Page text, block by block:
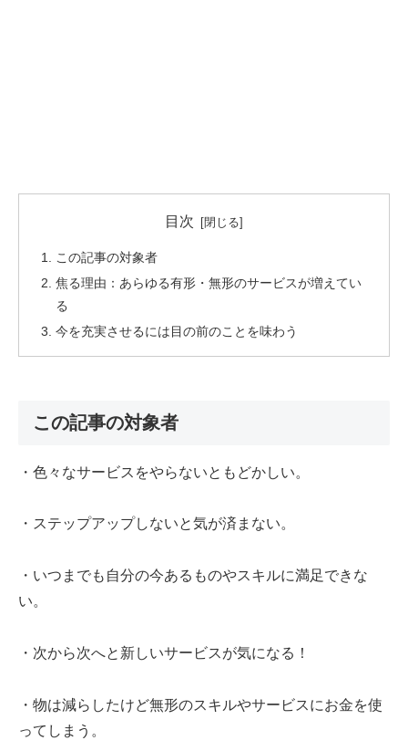
目次
この記事の対象者
焦る理由：あらゆる有形・無形のサービスが増えてい
る
今を充実させるには目の前のことを味わう
この記事の対象者
・色々なサービスをやらないともどかしい。
・ステップアップしないと気が済まない。
・いつまでも自分の今あるものやスキルに満足できな
い。
・次から次へと新しいサービスが気になる！
・物は減らしたけど無形のスキルやサービスにお金を使
ってしまう。